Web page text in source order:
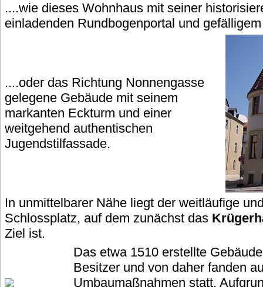
....wie dieses Wohnhaus mit seiner
einladenden Rundbogenportal und
....oder das Richtung Nonnengasse
gelegene Gebäude mit seinem
markanten Eckturm und einer
weitgehend authentischen
Jugendstilfassade.
In unmittelbarer Nähe liegt der weitläufige
Schlossplatz, auf dem zunächst das
Ziel ist.
Das etwa 1510 erstellte
Besitzer und von daher fanden
Umbaumaßnahmen statt.